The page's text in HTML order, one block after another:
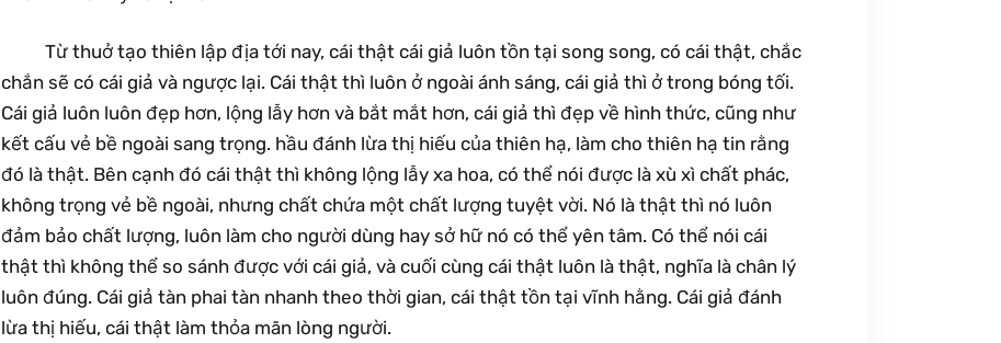
​ Từ thuở tạo thiên lập địa tới nay, cái thật cái giả luôn tồn tại song song, có cái thật, chắc
chắn sẽ có cái giả và ngược lại. Cái thật thì luôn ở ngoài ánh sáng, cái giả thì ở trong bóng tối.
Cái giả luôn luôn đẹp hơn, lộng lẫy hơn và bắt mắt hơn, cái giả thì đẹp về hình thức, cũng như
kết cấu vẻ bề ngoài sang trọng. hầu đánh lừa thị hiếu của thiên hạ, làm cho thiên hạ tin rằng
đó là thật. Bên cạnh đó cái thật thì không lộng lẫy xa hoa, có thể nói được là xù xì chất phác,
không trọng vẻ bề ngoài, nhưng chất chứa một chất lượng tuyệt vời. Nó là thật thì nó luôn
đảm bảo chất lượng, luôn làm cho người dùng hay sở hữ nó có thể yên tâm. Có thể nói cái
thật thì không thể so sánh được với cái giả, và cuối cùng cái thật luôn là thật, nghĩa là chân lý
luôn đúng. Cái giả tàn phai tàn nhanh theo thời gian, cái thật tồn tại vĩnh hằng. Cái giả đánh
lừa thị hiếu, cái thật làm thỏa mãn lòng người.